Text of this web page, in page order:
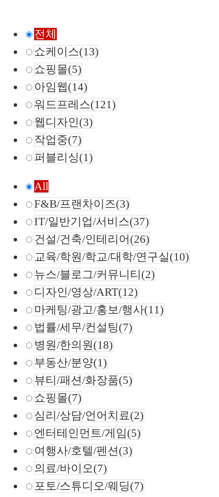
전체
쇼케이스(13)
쇼핑몰(5)
아임웹(14)
워드프레스(121)
웹디자인(3)
작업중(7)
퍼블리싱(1)
All
F&B/프랜차이즈(3)
IT/일반기업/서비스(37)
건설/건축/인테리어 (26)
교육/학원/학교/대학/연구실(10)
뉴스/블로그/커뮤니티 (2)
디자인/영상/ART(12)
마케팅/광고/홍보/행사(11)
법률/세무/컨설팅(7)
병원/한의원(18)
부동산/분양(1)
뷰티/패션/화장품(5)
쇼핑몰(7)
심리/상담/언어치료(2)
엔터테인먼트/게임(5)
여행사/호텔/펜션(3)
의료/바이오(7)
포토/스튜디오/웨딩(7)